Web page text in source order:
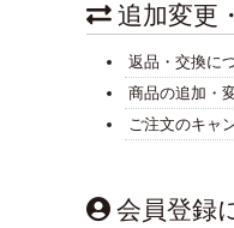
追加変更
返品・交換に
商品の追加・
ご注文のキャ
会員登録